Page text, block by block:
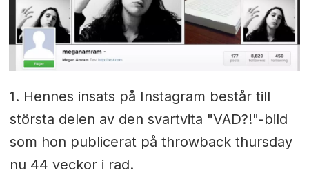
1. Hennes insats på Instagram består till
största delen av den svartvita "VAD?!"-bild
som hon publicerat på throwback thursday
nu 44 veckor i rad.